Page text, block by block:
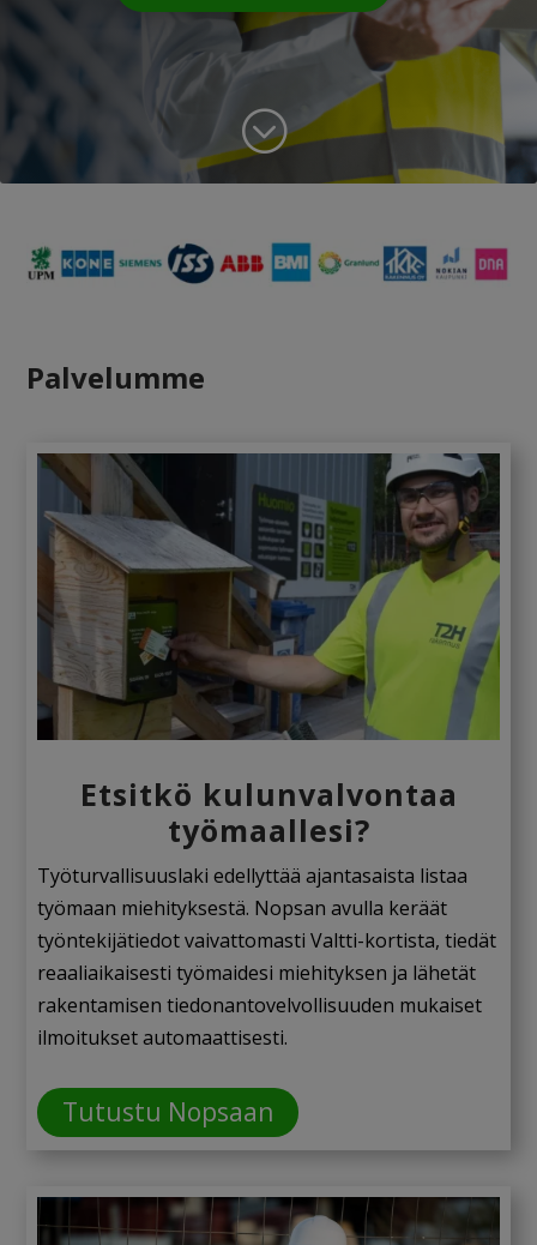
;
Palvelumme
Etsitkö kulunvalvontaa
työmaallesi?
Työturvallisuuslaki edellyttää ajantasaista listaa
työmaan miehityksestä. Nopsan avulla keräät
työntekijätiedot vaivattomasti Valtti-kortista, tiedät
reaaliaikaisesti työmaidesi miehityksen ja lähetät
rakentamisen tiedonantovelvollisuuden mukaiset
ilmoitukset automaattisesti.
Tutustu Nopsaan